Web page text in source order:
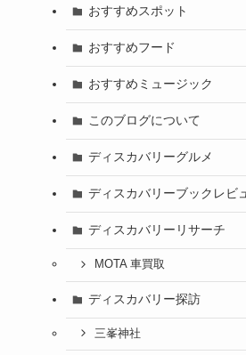
おすすめスポット
おすすめフード
おすすめミュージック
このブログについて
ディスカバリーグルメ
ディスカバリーブックレビ
ディスカバリーリサーチ
MOTA 車買取
ディスカバリー探訪
三峯神社